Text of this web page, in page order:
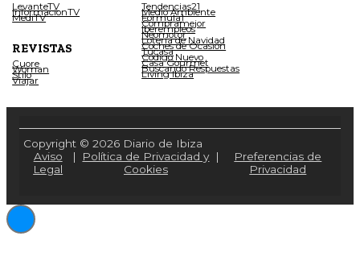
LevanteTV
InformacionTV
MediTV
REVISTAS
Cuore
Woman
Stilo
Viajar
Tendencias21
Medio Ambiente
Fórmula1
Compramejor
Iberempleos
Neomotor
Lotería de Navidad
Coches de Ocasión
Tucasa
Código Nuevo
Casa Gourmet
Buscando Respuestas
Living Ibiza
Copyright © 2026 Diario de Ibiza
Aviso
Legal
|
Política de Privacidad y
Cookies
|
Preferencias de
Privacidad